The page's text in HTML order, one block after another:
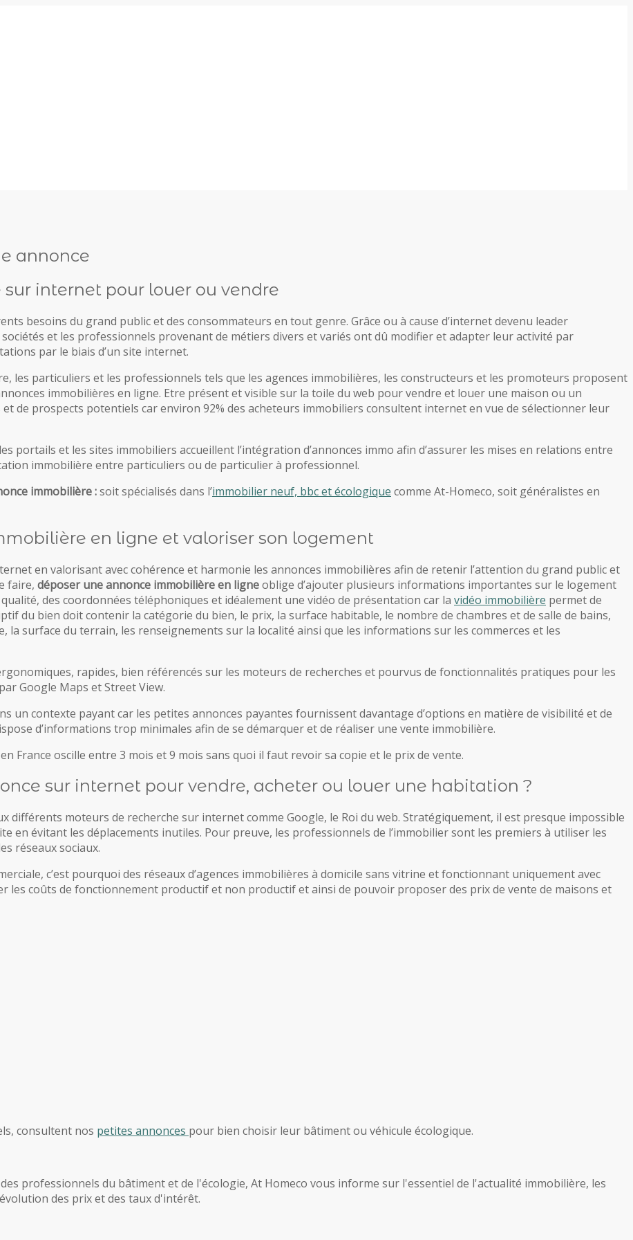
annonce
internet pour louer ou vendre
besoins du grand public et des consommateurs en tout genre. Grâce ou à cause d’internet devenu leader
et les professionnels provenant de métiers divers et variés ont dû modifier et adapter leur activité par
par le biais d’un site internet.
les particuliers et les professionnels tels que les agences immobilières, les constructeurs et les promoteurs proposent
immobilières en ligne. Etre présent et visible sur la toile du web pour vendre et louer une maison ou un
de prospects potentiels car environ 92% des acheteurs immobiliers consultent internet en vue de sélectionner leur
portails et les sites immobiliers accueillent l’intégration d’annonces immo afin d’assurer les mises en relations entre
immobilière entre particuliers ou de particulier à professionnel.
immobilière :soit spécialisés dans l’immobilier neuf, bbc et écologique comme At-Homeco, soit généralistes en
en ligne et valoriser son logement
en valorisant avec cohérence et harmonie les annonces immobilières afin de retenir l’attention du grand public et
faire, déposer une annonce immobilière en ligneoblige d’ajouter plusieurs informations importantes sur le logement
des coordonnées téléphoniques et idéalement une vidéo de présentation car la vidéo immobilière permet de
du bien doit contenir la catégorie du bien, le prix, la surface habitable, le nombre de chambres et de salle de bains,
la surface du terrain, les renseignements sur la localité ainsi que les informations sur les commerces et les
rapides, bien référencés sur les moteurs de recherches et pourvus de fonctionnalités pratiques pour les
Google Maps et Street View.
un contexte payant car les petites annonces payantes fournissent davantage d’options en matière de visibilité et de
d’informations trop minimales afin de se démarquer et de réaliser une vente immobilière.
France oscille entre 3 mois et 9 mois sans quoi il faut revoir sa copie et le prix de vente.
sur internet pour vendre, acheter ou louer une habitation ?
différents moteurs de recherche sur internet comme Google, le Roi du web. Stratégiquement, il est presque impossible
en évitant les déplacements inutiles. Pour preuve, les professionnels de l’immobilier sont les premiers à utiliser les
réseaux sociaux.
c’est pourquoi des réseaux d’agences immobilières à domicile sans vitrine et fonctionnant uniquement avec
les coûts de fonctionnement productif et non productif et ainsi de pouvoir proposer des prix de vente de maisons et
consultent nos petites annonces pour bien choisir leur bâtiment ou véhicule écologique.
professionnels du bâtiment et de l'écologie, At Homeco vous informe sur l'essentiel de l'actualité immobilière, les
des prix et des taux d'intérêt.